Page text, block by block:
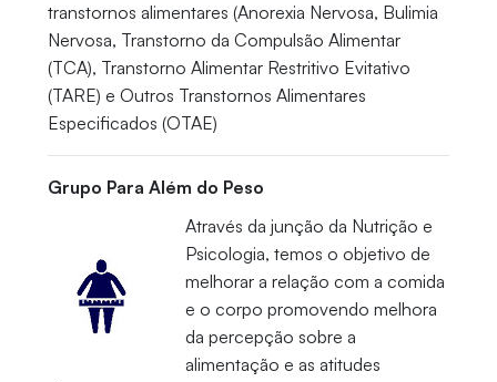
transtornos alimentares (Anorexia Nervosa, Bulimia
Nervosa, Transtorno da Compulsão Alimentar
(TCA), Transtorno Alimentar Restritivo Evitativo
(TARE) e Outros Transtornos Alimentares
Especificados (OTAE)
Grupo Para Além do Peso
Através da junção da Nutrição e
Psicologia, temos o objetivo de
melhorar a relação com a comida
e o corpo promovendo melhora
da percepção sobre a
alimentação e as atitudes